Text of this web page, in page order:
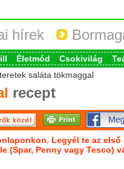
hírek
Életmód Csokivilág
saláta tökmaggal
recept
Legyél te az
(Spar, Penny vagy Tesco)